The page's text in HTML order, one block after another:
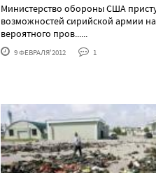
Министерство обороны США
возможностей сирийской армии на
вероятного пров......
9 ФЕВРАЛЯ'2012 1